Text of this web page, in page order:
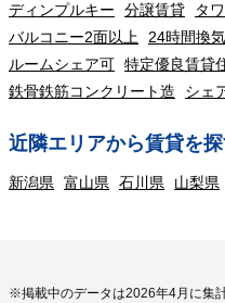
ディンプルキー
分譲賃貸 タ
バルコニー2面以上 24時間換
ルームシェア可 特定優良賃貸
鉄骨鉄筋コンクリート造
シェ
近隣エリアから賃貸を
新潟県 富山県 石川県 山梨県
※掲載中のデータは2026年4月に集